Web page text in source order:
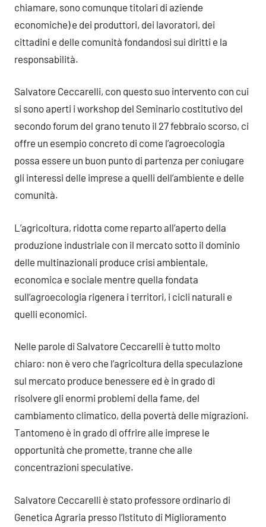
chiamare, sono comunque titolari di aziende
economiche) e dei produttori, dei lavoratori, dei
cittadini e delle comunità fondandosi sui diritti e la
responsabilità.
Salvatore Ceccarelli, con questo suo intervento con cui
si sono aperti i workshop del Seminario costitutivo del
secondo forum del grano tenuto il 27 febbraio scorso, ci
offre un esempio concreto di come l’agroecologia
possa essere un buon punto di partenza per coniugare
gli interessi delle imprese a quelli dell’ambiente e delle
comunità.
L’agricoltura, ridotta come reparto all’aperto della
produzione industriale con il mercato sotto il dominio
delle multinazionali produce crisi ambientale,
economica e sociale mentre quella fondata
sull’agroecologia rigenera i territori, i cicli naturali e
quelli economici.
Nelle parole di Salvatore Ceccarelli è tutto molto
chiaro: non è vero che l’agricoltura della speculazione
sul mercato produce benessere ed è in grado di
risolvere gli enormi problemi della fame, del
cambiamento climatico, della povertà delle migrazioni.
Tantomeno è in grado di offrire alle imprese le
opportunità che promette, tranne che alle
concentrazioni speculative.
Salvatore Ceccarelli è stato professore ordinario di
Genetica Agraria presso l’Istituto di Miglioramento